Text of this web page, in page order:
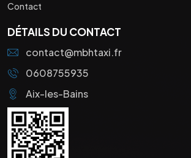
Contact
DÉTAILS DU CONTACT
contact@mbhtaxi.fr
0608755935
Aix-les-Bains